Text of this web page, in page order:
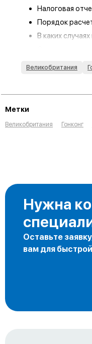
Налоговая
Порядок
В каких
Практические
Великобритания
Метки
Великобритания Гонконг
Нужна
Оставьте
вам для